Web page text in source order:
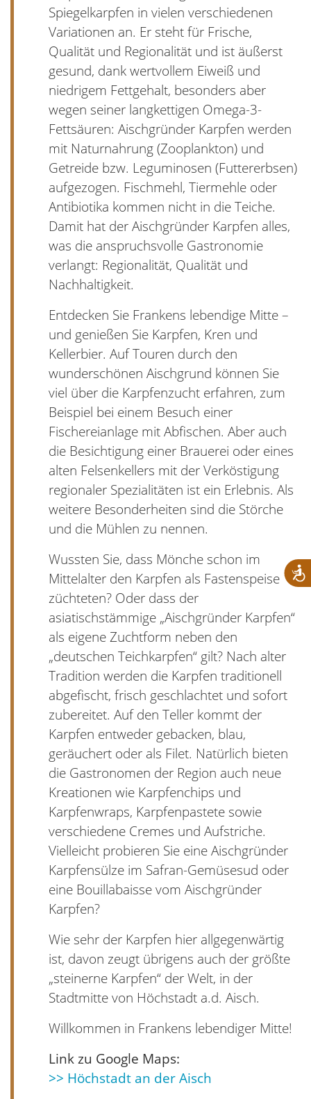
Spiegelkarpfen in vielen verschiedenen
Variationen an. Er steht für Frische,
Qualität und Regionalität und ist äußerst
gesund, dank wertvollem Eiweiß und
niedrigem Fettgehalt, besonders aber
wegen seiner langkettigen Omega-3-
Fettsäuren: Aischgründer Karpfen werden
mit Naturnahrung (Zooplankton) und
Getreide bzw. Leguminosen (Futtererbsen)
aufgezogen. Fischmehl, Tiermehle oder
Antibiotika kommen nicht in die Teiche.
Damit hat der Aischgründer Karpfen alles,
was die anspruchsvolle Gastronomie
verlangt: Regionalität, Qualität und
Nachhaltigkeit.
Entdecken Sie Frankens lebendige Mitte –
und genießen Sie Karpfen, Kren und
Kellerbier. Auf Touren durch den
wunderschönen Aischgrund können Sie
viel über die Karpfenzucht erfahren, zum
Beispiel bei einem Besuch einer
Fischereianlage mit Abfischen. Aber auch
die Besichtigung einer Brauerei oder eines
alten Felsenkellers mit der Verköstigung
regionaler Spezialitäten ist ein Erlebnis. Als
weitere Besonderheiten sind die Störche
und die Mühlen zu nennen.
Wussten Sie, dass Mönche schon im
Mittelalter den Karpfen als Fastenspeise
züchteten? Oder dass der
asiatischstämmige „Aischgründer Karpfen“
als eigene Zuchtform neben den
„deutschen Teichkarpfen“ gilt? Nach alter
Tradition werden die Karpfen traditionell
abgefischt, frisch geschlachtet und sofort
zubereitet. Auf den Teller kommt der
Karpfen entweder gebacken, blau,
geräuchert oder als Filet. Natürlich bieten
die Gastronomen der Region auch neue
Kreationen wie Karpfenchips und
Karpfenwraps, Karpfenpastete sowie
verschiedene Cremes und Aufstriche.
Vielleicht probieren Sie eine Aischgründer
Karpfensülze im Safran-Gemüsesud oder
eine Bouillabaisse vom Aischgründer
Karpfen?
Wie sehr der Karpfen hier allgegenwärtig
ist, davon zeugt übrigens auch der größte
„steinerne Karpfen“ der Welt, in der
Stadtmitte von Höchstadt a.d. Aisch.
Willkommen in Frankens lebendiger Mitte!
Link zu Google Maps:
>> Höchstadt an der Aisch